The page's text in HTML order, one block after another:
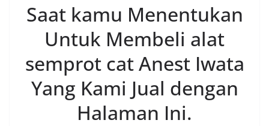
Saat kamu Menentukan
Untuk Membeli alat
semprot cat Anest Iwata
Yang Kami Jual dengan
Halaman Ini.